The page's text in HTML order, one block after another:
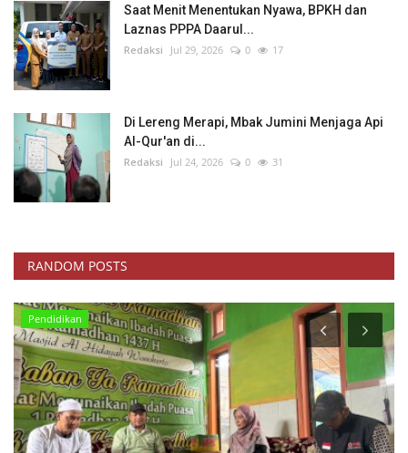
Saat Menit Menentukan Nyawa, BPKH dan
Laznas PPPA Daarul...
Redaksi Jul 29, 2026 0 17
Di Lereng Merapi, Mbak Jumini Menjaga Api
Al-Qur'an di...
Redaksi Jul 24, 2026 0 31
RANDOM POSTS
Kisah